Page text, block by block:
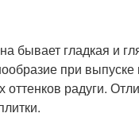
бывает гладкая и
при выпуске
радуги.